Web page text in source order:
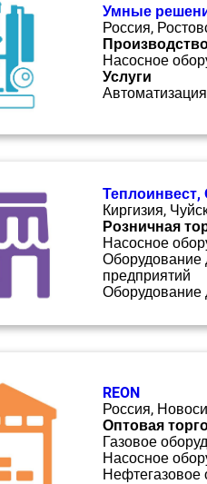
Умные
Россия,
Насосное
Услуги
Киргизия,
Розничная
Насосное
предприятий
Оборудование
REON
Россия,
Оптовая
Газовое
Насосное
Нефтегазовое